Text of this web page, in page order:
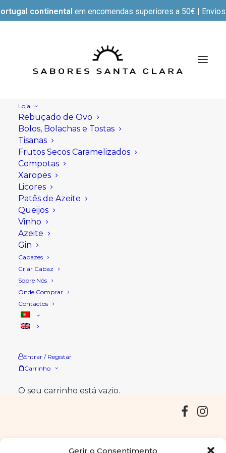
Gerir o Consentimento
continental em encomendas superiores a 50€ |
Loja
Rebuçado de Ovo
Bolos, Bolachas e Tostas
Tisanas
Frutos Secos Caramelizados
Compotas
Xaropes
Licores
Patês de Azeite
Queijos
Vinho
Azeite
Gin
Cabazes
Criar Cabaz
Sobre Nós
Onde Comprar
Contactos
Entrar / Registar
Carrinho
O seu carrinho está vazio.
Newsletter
Correio eletrónico
Avenida Francisco Fino, nº22, 7300-